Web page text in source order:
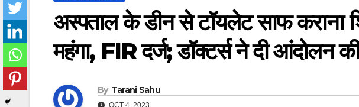
अस्पताल के डीन से टॉयलेट साफ कराना
महंगा, FIR दर्ज; डॉक्टर्स ने दी आंदोलन
By Tarani Sahu